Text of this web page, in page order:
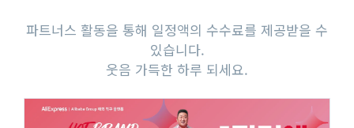
파트너스 활동을 통해 일정액의 수수료를 제공받을 수
있습니다.
웃음 가득한 하루 되세요.